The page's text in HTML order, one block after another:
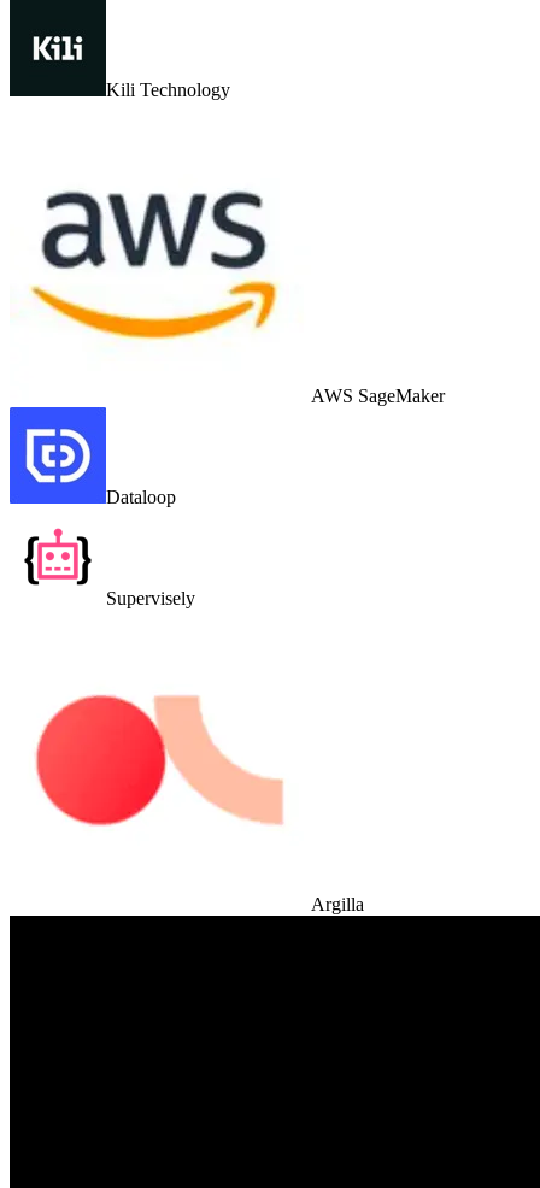
Kili Technology
AWS SageMaker
Dataloop
Supervisely
Argilla